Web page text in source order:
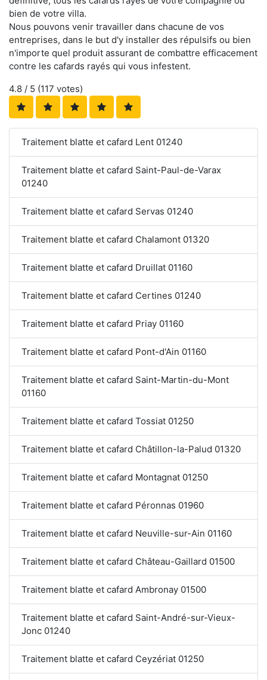
bien de votre villa.
Nous pouvons venir travailler dans chacune de vos
entreprises, dans le but d'y installer des répulsifs ou bien
n'importe quel produit assurant de combattre efficacement
contre les cafards rayés qui vous infestent.
4.8 / 5 (117 votes)
Traitement blatte et cafard Lent 01240
Traitement blatte et cafard Saint-Paul-de-Varax
01240
Traitement blatte et cafard Servas 01240
Traitement blatte et cafard Chalamont 01320
Traitement blatte et cafard Druillat 01160
Traitement blatte et cafard Certines 01240
Traitement blatte et cafard Priay 01160
Traitement blatte et cafard Pont-d'Ain 01160
Traitement blatte et cafard Saint-Martin-du-Mont
01160
Traitement blatte et cafard Tossiat 01250
Traitement blatte et cafard Châtillon-la-Palud 01320
Traitement blatte et cafard Montagnat 01250
Traitement blatte et cafard Péronnas 01960
Traitement blatte et cafard Neuville-sur-Ain 01160
Traitement blatte et cafard Château-Gaillard 01500
Traitement blatte et cafard Ambronay 01500
Traitement blatte et cafard Saint-André-sur-Vieux-
Jonc 01240
Traitement blatte et cafard Ceyzériat 01250